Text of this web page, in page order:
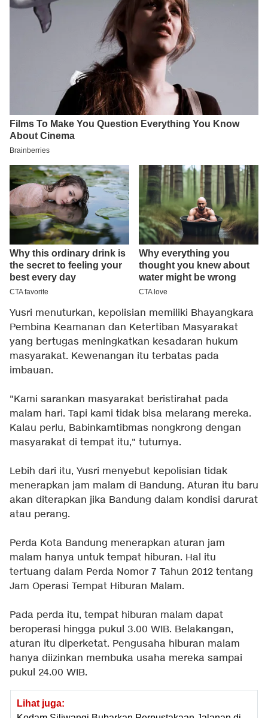
Yusri menuturkan, kepolisian memiliki Bhayangkara
Pembina Keamanan dan Ketertiban Masyarakat
yang bertugas meningkatkan kesadaran hukum
masyarakat. Kewenangan itu terbatas pada
imbauan.
"Kami sarankan masyarakat beristirahat pada
malam hari. Tapi kami tidak bisa melarang mereka.
Kalau perlu, Babinkamtibmas nongkrong dengan
masyarakat di tempat itu," tuturnya.
Lebih dari itu, Yusri menyebut kepolisian tidak
menerapkan jam malam di Bandung. Aturan itu baru
akan diterapkan jika Bandung dalam kondisi darurat
atau perang.
Perda Kota Bandung menerapkan aturan jam
malam hanya untuk tempat hiburan. Hal itu
tertuang dalam Perda Nomor 7 Tahun 2012 tentang
Jam Operasi Tempat Hiburan Malam.
Pada perda itu, tempat hiburan malam dapat
beroperasi hingga pukul 3.00 WIB. Belakangan,
aturan itu diperketat. Pengusaha hiburan malam
hanya diizinkan membuka usaha mereka sampai
pukul 24.00 WIB.
Lihat juga: